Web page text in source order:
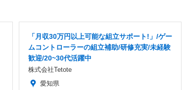
「月収30万円以上可能な組立サポート!」/ゲー
ムコントローラーの組立補助/研修充実/未経験
歓迎/20~30代活躍中
株式会社Tetote
愛知県